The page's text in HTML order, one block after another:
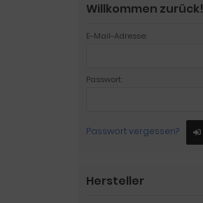
Willkommen zurück!
E-Mail-Adresse:
Passwort:
Passwort vergessen?
Hersteller